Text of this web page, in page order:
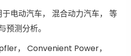
电动汽车， 混合动力汽车， 等
测分析。
， Convenient Power，